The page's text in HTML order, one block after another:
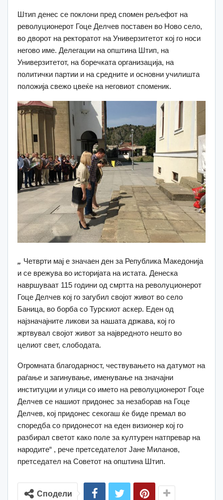
Штип денес се поклони пред спомен рељефот на
револуционерот Гоце Делчев поставен во Ново село,
во дворот на ректоратот на Универзитетот кој го носи
негово име. Делегации на општина Штип, на
Универзитетот, на боречката организација, на
политички партии и на средните и основни училишта
положија свежо цвеќе на неговиот споменик.
„ Четврти мај е значаен ден за Република Македонија
и се врежува во историјата на истата. Денеска
навршуваат 115 години од смртта на револуционерот
Гоце Делчев кој го загубил својот живот во село
Баница, во борба со Турскиот аскер. Еден од
најзначајните ликови за нашата држава, кој го
жртвувал својот живот за највредното нешто во
целиот свет, слободата.
Огромната благодарност, чествувањето на датумот на
раѓање и загинување, именување на значајни
институции и улици со името на револуционерот Гоце
Делчев се нашиот придонес за незаборав на Гоце
Делчев, кој придонес секогаш ќе биде премал во
споредба со придонесот на еден визионер кој го
разбирал светот како поле за културен натпревар на
народите“ , рече претседателот Јане Миланов,
претседател на Советот на општина Штип.
Сподели